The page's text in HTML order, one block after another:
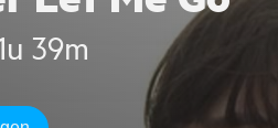
39m